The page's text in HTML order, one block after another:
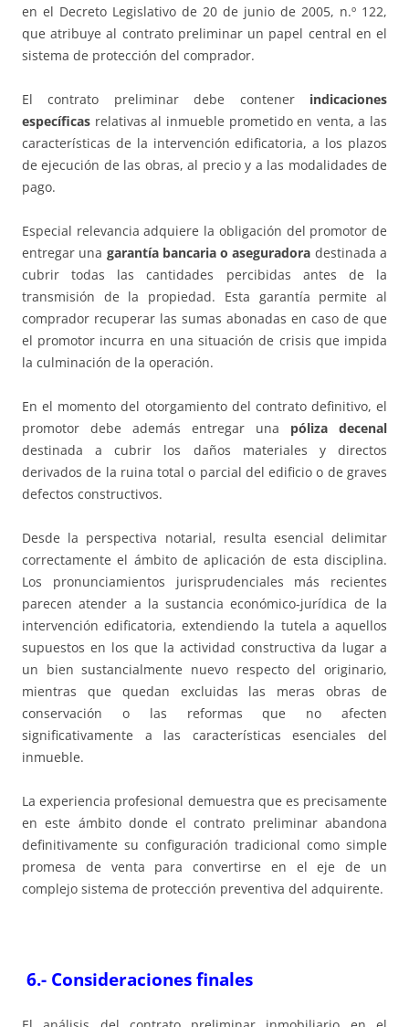
en el Decreto Legislativo de 20 de junio de 2005, n.º 122,
que atribuye al contrato preliminar un papel central en el
sistema de protección del comprador.
El contrato preliminar debe contener indicaciones
específicas relativas al inmueble prometido en venta, a las
características de la intervención edificatoria, a los plazos
de ejecución de las obras, al precio y a las modalidades de
pago.
Especial relevancia adquiere la obligación del promotor de
entregar una garantía bancaria o aseguradora destinada a
cubrir todas las cantidades percibidas antes de la
transmisión de la propiedad. Esta garantía permite al
comprador recuperar las sumas abonadas en caso de que
el promotor incurra en una situación de crisis que impida
la culminación de la operación.
En el momento del otorgamiento del contrato definitivo, el
promotor debe además entregar una póliza decenal
destinada a cubrir los daños materiales y directos
derivados de la ruina total o parcial del edificio o de graves
defectos constructivos.
Desde la perspectiva notarial, resulta esencial delimitar
correctamente el ámbito de aplicación de esta disciplina.
Los pronunciamientos jurisprudenciales más recientes
parecen atender a la sustancia económico-jurídica de la
intervención edificatoria, extendiendo la tutela a aquellos
supuestos en los que la actividad constructiva da lugar a
un bien sustancialmente nuevo respecto del originario,
mientras que quedan excluidas las meras obras de
conservación o las reformas que no afecten
significativamente a las características esenciales del
inmueble.
La experiencia profesional demuestra que es precisamente
en este ámbito donde el contrato preliminar abandona
definitivamente su configuración tradicional como simple
promesa de venta para convertirse en el eje de un
complejo sistema de protección preventiva del adquirente.
6.- Consideraciones finales